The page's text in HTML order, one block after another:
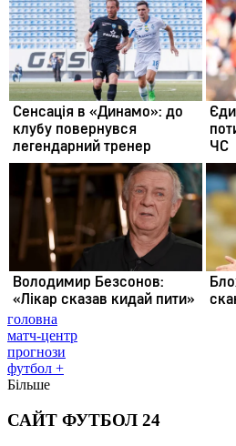
головна
матч-центр
прогнози
футбол +
Більше
САЙТ ФУТБОЛ 24